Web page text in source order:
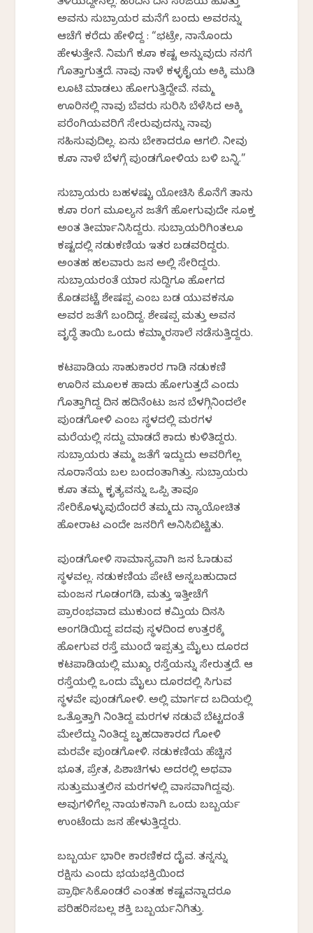
ತಿಳಿಯದ್ದೇನಲ್ಲ. ಹಿಂದಿನ ದಿನ ಸಂಜೆಯ ಹೊತ್ತು
ಅವನು ಸುಬ್ರಾಯರ ಮನೆಗೆ ಬಂದು ಅವರನ್ನು
ಆಚೆಗೆ ಕರೆದು ಹೇಳಿದ್ದ : “ಭಟ್ರೇ, ನಾನೊಂದು
ಹೇಳುತ್ತೇನೆ. ನಿಮಗೆ ಕೂಡಾ ಕಷ್ಟ ಅನ್ನುವುದು ನನಗೆ
ಗೊತ್ತಾಗುತ್ತದೆ. ನಾವು ನಾಳೆ ಕಳ್ಳಕೈಯ ಅಕ್ಕಿ ಮುಡಿ
ಲೂಟಿ ಮಾಡಲು ಹೋಗುತ್ತಿದ್ದೇವೆ. ನಮ್ಮ
ಊರಿನಲ್ಲಿ ನಾವು ಬೆವರು ಸುರಿಸಿ ಬೆಳೆಸಿದ ಅಕ್ಕಿ
ಪರೆಂಗಿಯವರಿಗೆ ಸೇರುವುದನ್ನು ನಾವು
ಸಹಿಸುವುದಿಲ್ಲ. ಏನು ಬೇಕಾದರೂ ಆಗಲಿ. ನೀವು
ಕೂಡಾ ನಾಳೆ ಬೆಳಗ್ಗೆ ಪುಂಡಗೋಳಿಯ ಬಳಿ ಬನ್ನಿ.”
ಸುಬ್ರಾಯರು ಬಹಳಷ್ಟು ಯೋಚಿಸಿ ಕೊನೆಗೆ ತಾನು
ಕೂಡಾ ರಂಗ ಮೂಲ್ಯನ ಜತೆಗೆ ಹೋಗುವುದೇ ಸೂಕ್ತ
ಅಂತ ತೀರ್ಮಾನಿಸಿದ್ದರು. ಸುಬ್ರಾಯರಿಗಿಂತಲೂ
ಕಷ್ಟದಲ್ಲಿ ನಡುಕಣಿಯ ಇತರ ಬಡವರಿದ್ದರು.
ಅಂತಹ ಹಲವಾರು ಜನ ಅಲ್ಲಿ ಸೇರಿದ್ದರು.
ಸುಬ್ರಾಯರಂತೆ ಯಾರ ಸುದ್ದಿಗೂ ಹೋಗದ
ಕೊಡಪಟ್ಟೆ ಶೇಷಪ್ಪ ಎಂಬ ಬಡ ಯುವಕನೂ
ಅವರ ಜತೆಗೆ ಬಂದಿದ್ದ. ಶೇಷಪ್ಪ ಮತ್ತು ಅವನ
ವೃದ್ಧೆ ತಾಯಿ ಒಂದು ಕಮ್ಮಾರಸಾಲೆ ನಡೆಸುತ್ತಿದ್ದರು.
ಕಟಪಾಡಿಯ ಸಾಹುಕಾರರ ಗಾಡಿ ನಡುಕಣಿ
ಊರಿನ ಮೂಲಕ ಹಾದು ಹೋಗುತ್ತದೆ ಎಂದು
ಗೊತ್ತಾಗಿದ್ದ ದಿನ ಹದಿನೆಂಟು ಜನ ಬೆಳಗ್ಗಿನಿಂದಲೇ
ಪುಂಡಗೋಳಿ ಎಂಬ ಸ್ಥಳದಲ್ಲಿ ಮರಗಳ
ಮರೆಯಲ್ಲಿ ಸದ್ದು ಮಾಡದೆ ಕಾದು ಕುಳಿತಿದ್ದರು.
ಸುಬ್ರಾಯರು ತಮ್ಮ ಜತೆಗೆ ಇದ್ದುದು ಅವರಿಗೆಲ್ಲ
ನೂರಾನೆಯ ಬಲ ಬಂದಂತಾಗಿತ್ತು. ಸುಬ್ರಾಯರು
ಕೂಡಾ ತಮ್ಮ ಕೃತ್ಯವನ್ನು ಒಪ್ಪಿ ತಾವೂ
ಸೇರಿಕೊಳ್ಳುವುದೆಂದರೆ ತಮ್ಮದು ನ್ಯಾಯೋಚಿತ
ಹೋರಾಟ ಎಂದೇ ಜನರಿಗೆ ಅನಿಸಿಬಿಟ್ಟಿತು.
ಪುಂಡಗೋಳಿ ಸಾಮಾನ್ಯವಾಗಿ ಜನ ಓಡಾಡುವ
ಸ್ಥಳವಲ್ಲ. ನಡುಕಣಿಯ ಪೇಟೆ ಅನ್ನಬಹುದಾದ
ಮಂಜನ ಗೂಡಂಗಡಿ, ಮತ್ತು ಇತ್ತೀಚೆಗೆ
ಪ್ರಾರಂಭವಾದ ಮುಕುಂದ ಕಮ್ತಿಯ ದಿನಸಿ
ಅಂಗಡಿಯಿದ್ದ ಪದವು ಸ್ಥಳದಿಂದ ಉತ್ತರಕ್ಕೆ
ಹೋಗುವ ರಸ್ತೆ ಮುಂದೆ ಇಪ್ಪತ್ತು ಮೈಲು ದೂರದ
ಕಟಪಾಡಿಯಲ್ಲಿ ಮುಖ್ಯ ರಸ್ತೆಯನ್ನು ಸೇರುತ್ತದೆ. ಆ
ರಸ್ತೆಯಲ್ಲಿ ಒಂದು ಮೈಲು ದೂರದಲ್ಲಿ ಸಿಗುವ
ಸ್ಥಳವೇ ಪುಂಡಗೋಳಿ. ಅಲ್ಲಿ ಮಾರ್ಗದ ಬದಿಯಲ್ಲಿ
ಒತ್ತೊತ್ತಾಗಿ ನಿಂತಿದ್ದ ಮರಗಳ ನಡುವೆ ಬೆಟ್ಟದಂತೆ
ಮೇಲೆದ್ದು ನಿಂತಿದ್ದ ಬೃಹದಾಕಾರದ ಗೋಳಿ
ಮರವೇ ಪುಂಡಗೋಳಿ. ನಡುಕಣಿಯ ಹೆಚ್ಚಿನ
ಭೂತ, ಪ್ರೇತ, ಪಿಶಾಚಿಗಳು ಅದರಲ್ಲಿ ಅಥವಾ
ಸುತ್ತುಮುತ್ತಲಿನ ಮರಗಳಲ್ಲಿ ವಾಸವಾಗಿದ್ದವು.
ಅವುಗಳಿಗೆಲ್ಲ ನಾಯಕನಾಗಿ ಒಂದು ಬಬ್ಬರ್ಯ
ಉಂಟೆಂದು ಜನ ಹೇಳುತ್ತಿದ್ದರು.
ಬಬ್ಬರ್ಯ ಭಾರೀ ಕಾರಣಿಕದ ದೈವ. ತನ್ನನ್ನು
ರಕ್ಷಿಸು ಎಂದು ಭಯಭಕ್ತಿಯಿಂದ
ಪ್ರಾರ್ಥಿಸಿಕೊಂಡರೆ ಎಂತಹ ಕಷ್ಟವನ್ನಾದರೂ
ಪರಿಹರಿಸಬಲ್ಲ ಶಕ್ತಿ ಬಬ್ಬರ್ಯನಿಗಿತ್ತು.